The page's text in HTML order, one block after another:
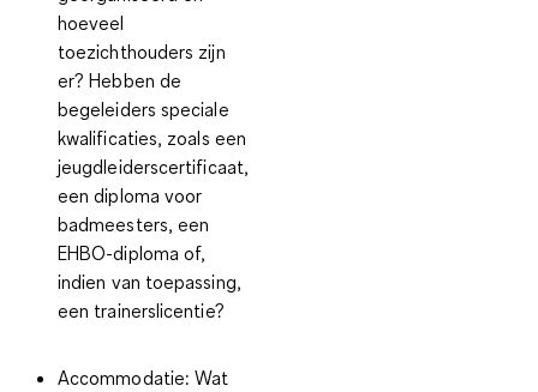
hoeveel
toezichthouders zijn
er? Hebben de
begeleiders speciale
kwalificaties, zoals een
jeugdleiderscertificaat,
een diploma voor
badmeesters, een
EHBO-diploma of,
indien van toepassing,
een trainerslicentie?
Accommodatie:Wat